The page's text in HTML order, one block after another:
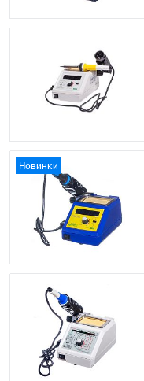
Новинки